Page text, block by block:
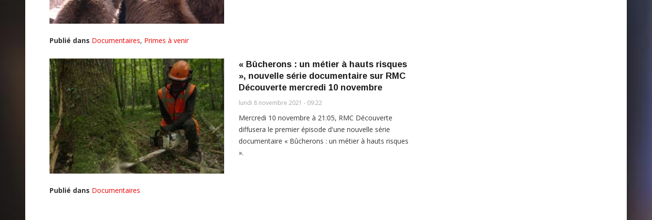
Publié dans Documentaires, Primes à venir
« Bûcherons : un métier à hauts risques
», nouvelle série documentaire sur RMC
Découverte mercredi 10 novembre
lundi 8 novembre 2021 - 09:22
Mercredi 10 novembre à 21:05, RMC Découverte
diffusera le premier épisode d'une nouvelle série
documentaire « Bûcherons : un métier à hauts risques
».
Publié dans Documentaires